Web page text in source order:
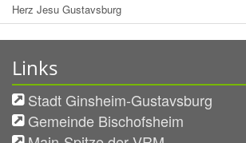
Herz Jesu Gustavsburg
Links
Stadt Ginsheim-Gustavsburg
Gemeinde Bischofsheim